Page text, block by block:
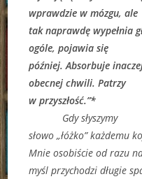
wprawdzie w mózgu, ale
tak naprawdę wypełnia
ogóle, pojawia się
później. Absorbuje
obecnej chwili. Patrzy
w przyszłość.”*
Gdy słyszymy
słowo „łóżko” każdemu
Mnie osobiście od razu
myśl przychodzi długie